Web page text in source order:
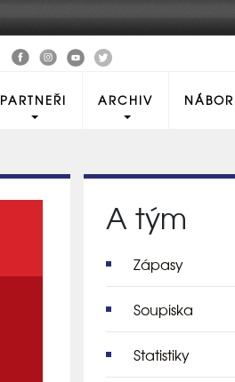
PARTNEŘI ARCHIV NÁBOR
A tým
Zápasy
Soupiska
Statistiky